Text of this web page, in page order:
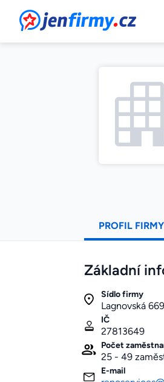
JenFirmy.cz
PROFIL FIRMY
Základní
Sídlo firmy
Lagnovská
IČ
27813649
Počet
25 - 49
E-mail